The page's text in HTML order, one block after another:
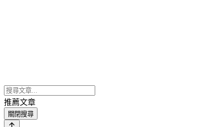
推薦文章
關閉搜尋